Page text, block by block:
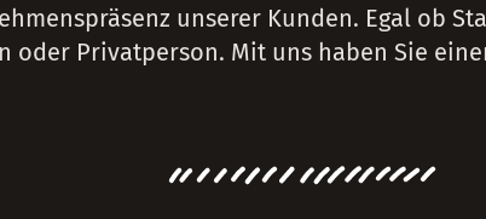
unserer Kunden. Egal ob
oder Privatperson. Mit uns haben Sie